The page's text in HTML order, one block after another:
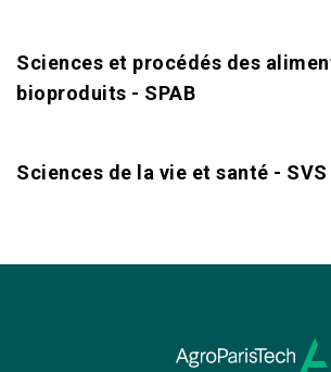
Sciences et procédés des
bioproduits - SPAB
Sciences de la vie et santé - SVS